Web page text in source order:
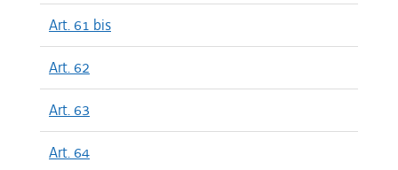
Art. 61 bis
Art. 62
Art. 63
Art. 64